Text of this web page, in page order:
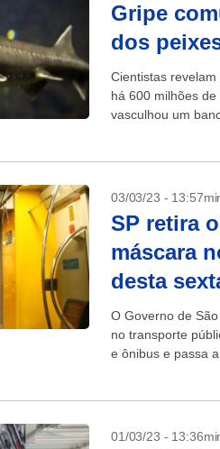
Gripe
dos
Cientistas
há 600 milhões
vasculhou um
03/03/23 -
SP retira
máscara
desta
O Governo de
no transporte
e ônibus e passa
01/03/23 -